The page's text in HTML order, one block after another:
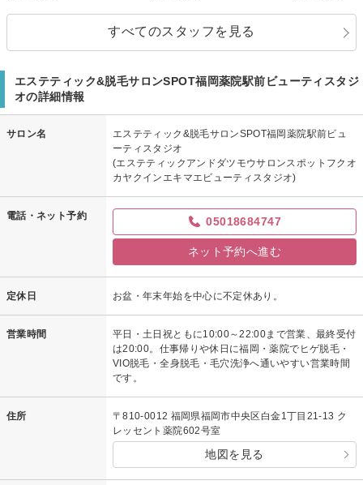
すべてのスタッフを見る
エステティック&脱毛サロンSPOT福岡薬院駅前ビューティスタジ
オの詳細情報
サロン名
エステティック&脱毛サロンSPOT福岡薬院駅前ビュ
ーティスタジオ
(エステティックアンドダツモウサロンスポットフクオ
カヤクインエキマエビューティスタジオ)
電話・ネット予約 05018684747
ネット予約へ進む
定休日 お盆・年末年始を中心に不定休あり。
営業時間
平日・土日祝ともに10:00～22:00まで営業、最終受付
は20:00。仕事帰りや休日に福岡・薬院でヒゲ脱毛・
VIO脱毛・全身脱毛・毛穴洗浄へ通いやすい営業時間
です。
住所
〒810-0012 福岡県福岡市中央区白金1丁目21-13 ク
レッセント薬院602号室
地図を見る